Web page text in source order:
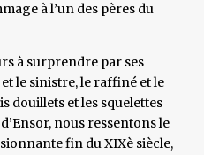
à l’un des pères du
à surprendre par ses
le sinistre, le raffiné et le
douillets et les squelettes
nous ressentons le
fin du XIXè siècle,